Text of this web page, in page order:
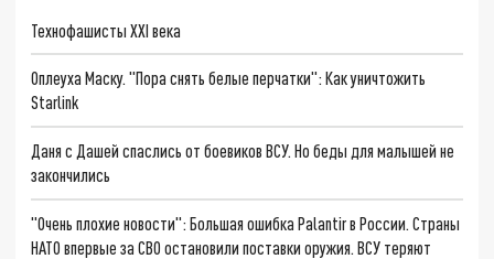
Технофашисты XXI века
Оплеуха Маску. "Пора снять белые перчатки": Как уничтожить
Starlink
Даня с Дашей спаслись от боевиков ВСУ. Но беды для малышей не
закончились
"Очень плохие новости": Большая ошибка Palantir в России. Страны
НАТО впервые за СВО остановили поставки оружия. ВСУ теряют